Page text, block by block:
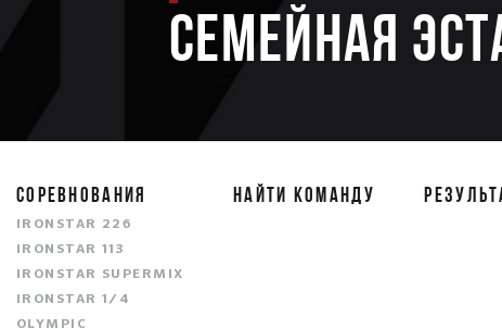
Семейная
СОРЕВНОВАНИЯ
IRONSTAR 226
IRONSTAR 113
IRONSTAR SUPERMIX
IRONSTAR 1/4
OLYMPIC
НАЙТИ КОМАНДУ